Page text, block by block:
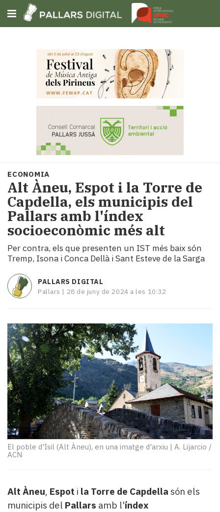
Subscriu-t'hi
Portada
Societat
Política
i
municipis
Economia
i
Cultura
Esports
Mai
tant!
TV
El
temps
Reportatges
Entrevistes
Enquestes
A
escena!
Dis
la
teva!
Subscriptors
La
Pallars
Contingut
ECONOMIA
Alt Àneu, Espot i la Torre de
Capdella, els municipis del
Pallars amb l'índex
socioeconòmic més alt
Per contra, els que presenten un IST més baix són
Tremp, Isona i Conca Dellà i Sant Esteve de la Sarga
PALLARS DIGITAL
Pallars | 28 de juny de 2024 a les 10:32
El poble d'Isil (Alt Àneu), en una imatge d'arxiu | A. Lijarcio /
ACN
Alt Àneu, Espot i la Torre de Capdella són els
municipis del Pallars amb l'índex